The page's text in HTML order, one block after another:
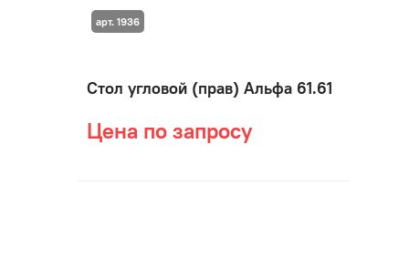
Стол угловой (прав) Альфа 61.61
Цена по запросу
арт. 1936